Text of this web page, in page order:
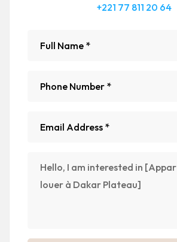
+221 77 811 20 64